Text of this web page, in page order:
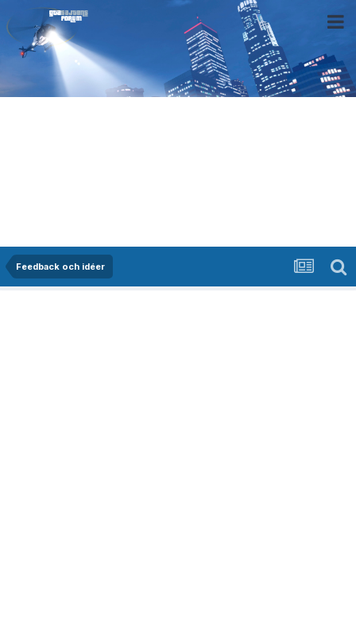
Feedback och idéer